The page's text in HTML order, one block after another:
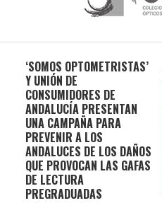
‘SOMOS OPTOMETRISTAS’
Y UNIÓN DE
CONSUMIDORES DE
ANDALUCÍA PRESENTAN
UNA CAMPAÑA PARA
PREVENIR A LOS
ANDALUCES DE LOS DAÑOS
QUE PROVOCAN LAS GAFAS
DE LECTURA
PREGRADUADAS